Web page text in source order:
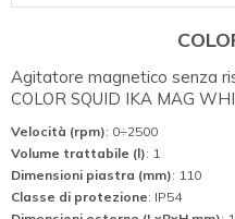
Agitatore magnetico senza
COLOR SQUID IKA MAG
Velocità (rpm): 0÷2500
Volume trattabile (l): 1
Dimensioni piastra (mm): 110
Classe di protezione: IP54